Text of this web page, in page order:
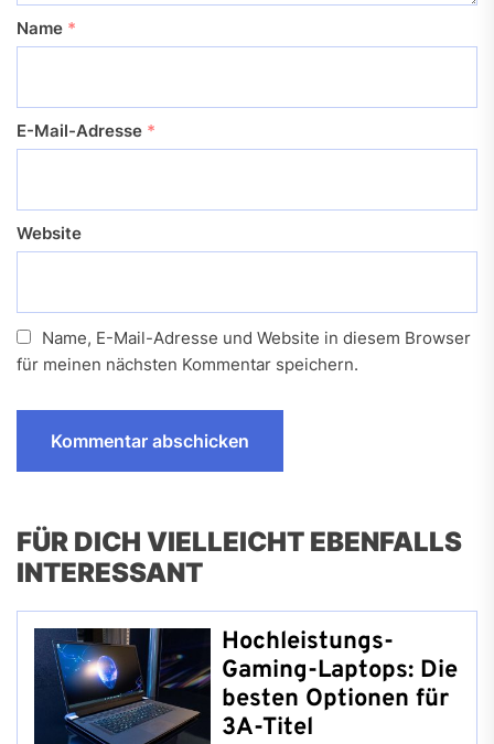
Name *
E-Mail-Adresse *
Website
Name, E-Mail-Adresse und Website in diesem Browser
für meinen nächsten Kommentar speichern.
FÜR DICH VIELLEICHT EBENFALLS
INTERESSANT
Hochleistungs-
Gaming-Laptops: Die
besten Optionen für
3A-Titel